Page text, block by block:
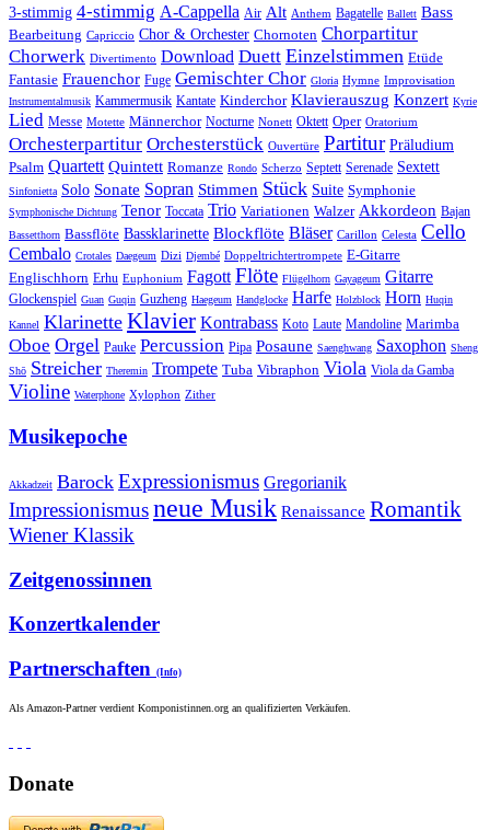
3-stimmig 4-stimmig A-Cappella Air Alt Anthem Bagatelle Ballett Bass
Bearbeitung Capriccio Chor & Orchester Chornoten Chorpartitur
Chorwerk Divertimento Download Duett Einzelstimmen Etüde
Fantasie Frauenchor Fuge Gemischter Chor Gloria Hymne Improvisation
Instrumentalmusik Kammermusik Kantate Kinderchor Klavierauszug Konzert Kyrie
Lied Messe Motette Männerchor Nocturne Nonett Oktett Oper Oratorium
Orchesterpartitur Orchesterstück Ouvertüre Partitur Präludium
Psalm Quartett Quintett Romanze Rondo Scherzo Septett Serenade Sextett
Sinfonietta Solo Sonate Sopran Stimmen Stück Suite Symphonie
Symphonische Dichtung Tenor Toccata Trio Variationen Walzer Akkordeon Bajan
Bassetthorn Bassflöte Bassklarinette Blockflöte Bläser Carillon Celesta Cello
Cembalo Crotales Daegeum Dizi Djembé Doppeltrichtertrompete E-Gitarre
Englischhorn Erhu Euphonium Fagott Flöte Flügelhorn Gayageum Gitarre
Glockenspiel Guan Guqin Guzheng Haegeum Handglocke Harfe Holzblock Horn Huqin
Kannel Klarinette Klavier Kontrabass Koto Laute Mandoline Marimba
Oboe Orgel Pauke Percussion Pipa Posaune Saenghwang Saxophon Sheng
Shō Streicher Theremin Trompete Tuba Vibraphon Viola Viola da Gamba
Violine Waterphone Xylophon Zither
Musikepoche
Akkadzeit Barock Expressionismus Gregorianik
Impressionismusneue Musik Renaissance Romantik
Wiener Klassik
Zeitgenossinnen
Konzertkalender
Partnerschaften (Info)
Als Amazon-Partner verdient Komponistinnen.org an qualifizierten Verkäufen.
Donate